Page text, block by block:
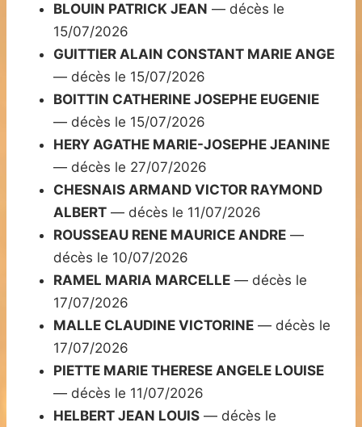
BLOUIN PATRICK JEAN — décès le
15/07/2026
GUITTIER ALAIN CONSTANT MARIE ANGE
— décès le 15/07/2026
BOITTIN CATHERINE JOSEPHE EUGENIE
— décès le 15/07/2026
HERY AGATHE MARIE-JOSEPHE JEANINE
— décès le 27/07/2026
CHESNAIS ARMAND VICTOR RAYMOND
ALBERT — décès le 11/07/2026
ROUSSEAU RENE MAURICE ANDRE —
décès le 10/07/2026
RAMEL MARIA MARCELLE — décès le
17/07/2026
MALLE CLAUDINE VICTORINE — décès le
17/07/2026
PIETTE MARIE THERESE ANGELE LOUISE
— décès le 11/07/2026
HELBERT JEAN LOUIS — décès le